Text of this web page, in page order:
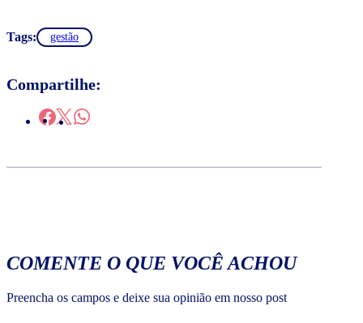
Tags: gestão
Compartilhe:
COMENTE O QUE VOCÊ ACHOU
Preencha os campos e deixe sua opinião em nosso post